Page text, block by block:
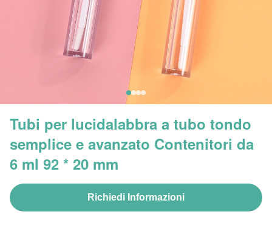
Tubi per lucidalabbra a tubo tondo
semplice e avanzato Contenitori da
6 ml 92 * 20 mm
Richiedi Informazioni